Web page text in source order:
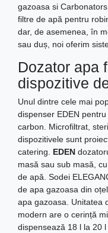
gazoasa si
filtre de apă pentru
dar, de asemenea, în
sau duș, noi oferim
Dozator apa
dispozitive
Unul dintre cele mai
dispenser EDEN
carbon. Microfiltrat,
dispozitivele sunt
catering. EDEN
masă sau sub masă,
de apă. Sodei
de apa gazoasa din
apa gazoasa. Unitatea
modern are o cerință
dispensează 18 l la 20